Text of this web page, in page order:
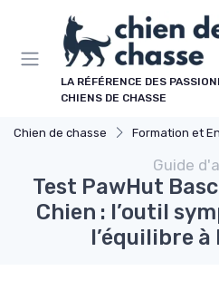
LA RÉFÉRENCE DES
CHIENS DE CHASSE
Chien de chasse Formation et
Guide
Test PawHut
Chien : l’outil
l’équilibre
Panneau de gestion des cookies